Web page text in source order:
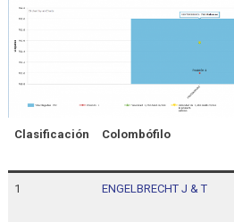
Clasificación Colombófilo
1 ENGELBRECHT J & T